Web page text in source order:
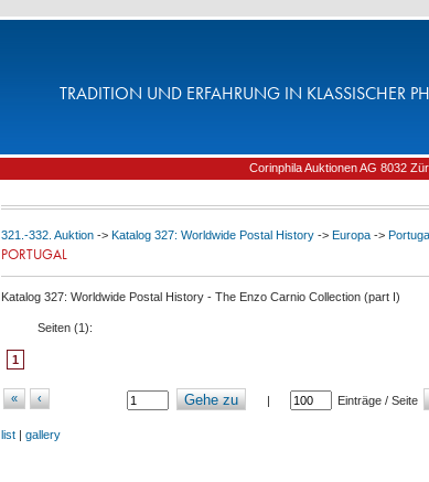
TRADITION UND ERFAHRUNG IN KLASSISCHER
Corinphila Auktionen AG 8032
321.-332. Auktion -> Katalog 327: Worldwide Postal History -> Europa ->
PORTUGAL
Katalog 327: Worldwide Postal History - The Enzo Carnio Collection (part I)
Seiten (1):
1
« ‹ Gehe zu | Einträge / Seite
list | gallery